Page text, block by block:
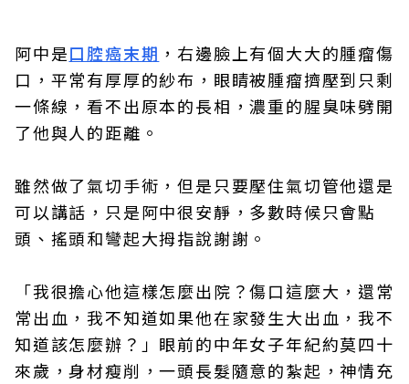
阿中是口腔癌末期 ，右邊臉上有個大大的腫瘤傷
口，平常有厚厚的紗布，眼睛被腫瘤擠壓到只剩
一條線，看不出原本的長相，濃重的腥臭味劈開
了他與人的距離。
雖然做了氣切手術，但是只要壓住氣切管他還是
可以講話，只是阿中很安靜，多數時候只會點
頭、搖頭和彎起大拇指說謝謝。
「我很擔心他這樣怎麼出院？傷口這麼大，還常
常出血，我不知道如果他在家發生大出血，我不
知道該怎麼辦？」眼前的中年女子年紀約莫四十
來歲，身材瘦削，一頭長髮隨意的紮起，神情充